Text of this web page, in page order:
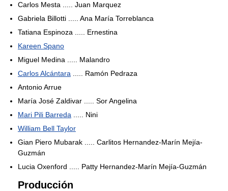
Carlos Mesta ..... Juan Marquez
Gabriela Billotti ..... Ana María Torreblanca
Tatiana Espinoza ..... Ernestina
Kareen Spano
Miguel Medina ..... Malandro
Carlos Alcántara ..... Ramón Pedraza
Antonio Arrue
María José Zaldivar ..... Sor Angelina
Mari Pili Barreda ..... Nini
William Bell Taylor
Gian Piero Mubarak ..... Carlitos Hernandez-Marín Mejía-
Guzmán
Lucia Oxenford ..... Patty Hernandez-Marín Mejía-Guzmán
Producción